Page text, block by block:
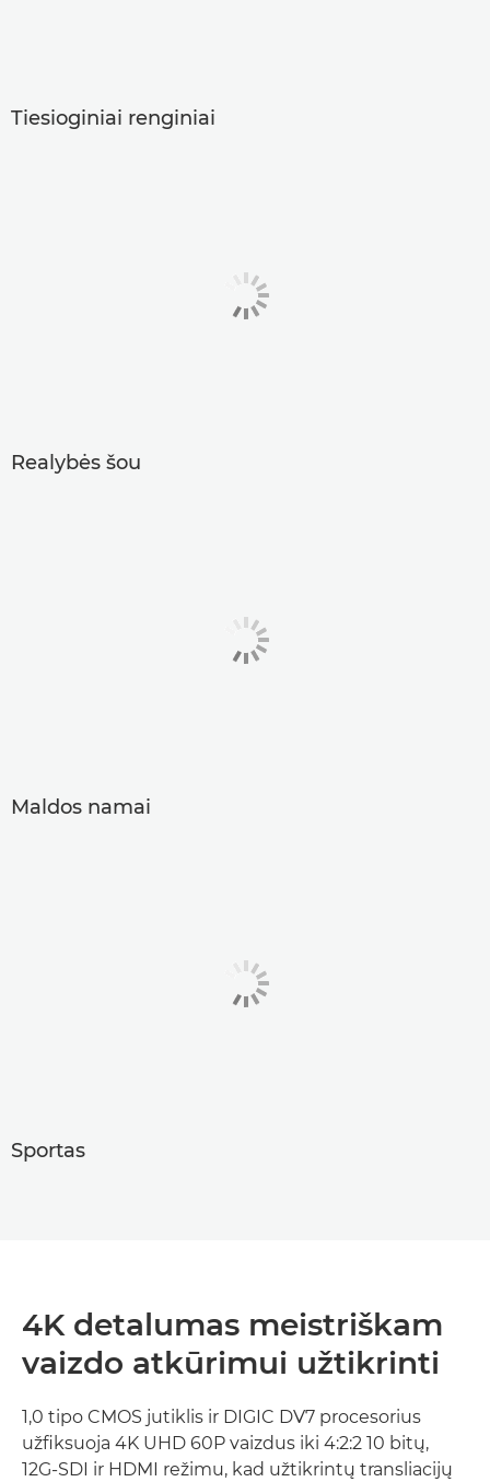
Tiesioginiai renginiai
Realybės šou
Maldos namai
Sportas
4K detalumas meistriškam
vaizdo atkūrimui užtikrinti
1,0 tipo CMOS jutiklis ir DIGIC DV7 procesorius
užfiksuoja 4K UHD 60P vaizdus iki 4:2:2 10 bitų,
12G-SDI ir HDMI režimu, kad užtikrintų transliacijų